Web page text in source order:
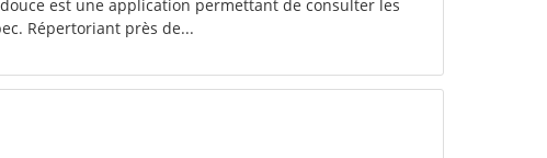
est une application permettant de consulter les
Répertoriant près de...